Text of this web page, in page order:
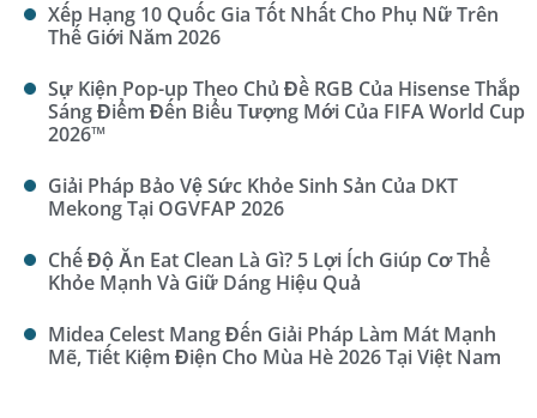
Xếp Hạng 10 Quốc Gia Tốt Nhất Cho Phụ Nữ Trên
Thế Giới Năm 2026
Sự Kiện Pop-up Theo Chủ Đề RGB Của Hisense Thắp
Sáng Điểm Đến Biểu Tượng Mới Của FIFA World Cup
2026™
Giải Pháp Bảo Vệ Sức Khỏe Sinh Sản Của DKT
Mekong Tại OGVFAP 2026
Chế Độ Ăn Eat Clean Là Gì? 5 Lợi Ích Giúp Cơ Thể
Khỏe Mạnh Và Giữ Dáng Hiệu Quả
Midea Celest Mang Đến Giải Pháp Làm Mát Mạnh
Mẽ, Tiết Kiệm Điện Cho Mùa Hè 2026 Tại Việt Nam